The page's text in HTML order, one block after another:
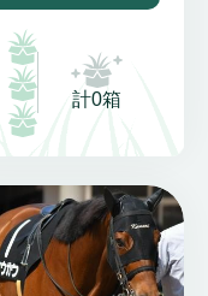
計0箱